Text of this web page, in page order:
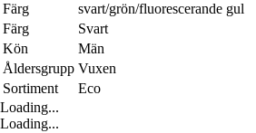
Färg
svart/grön/fluorescerande gul
Färg
Svart
Kön
Män
Åldersgrupp Vuxen
Sortiment
Eco
Loading...
Loading...